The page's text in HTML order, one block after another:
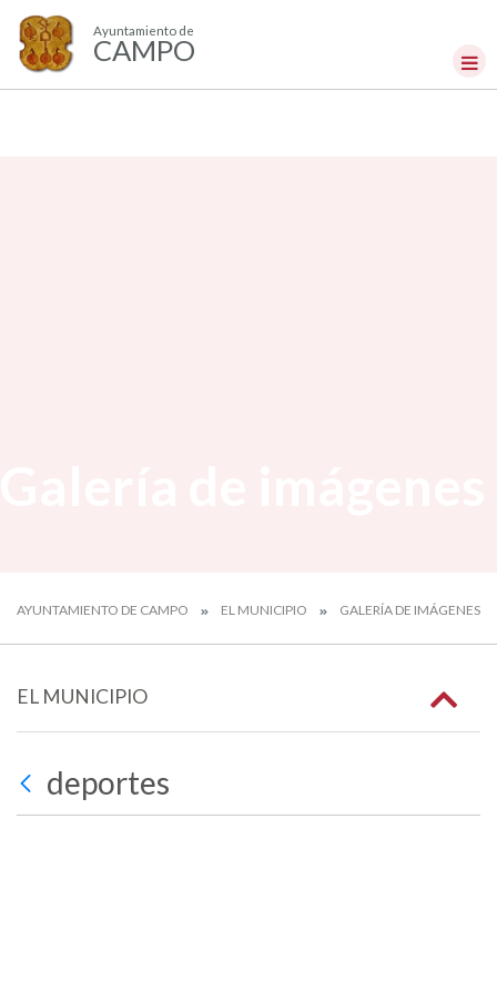
Ayuntamiento de
CAMPO
AYUNTAMIENTO DE CAMPO EL MUNICIPIO GALERÍA DE IMÁGENES
EL MUNICIPIO
deportes